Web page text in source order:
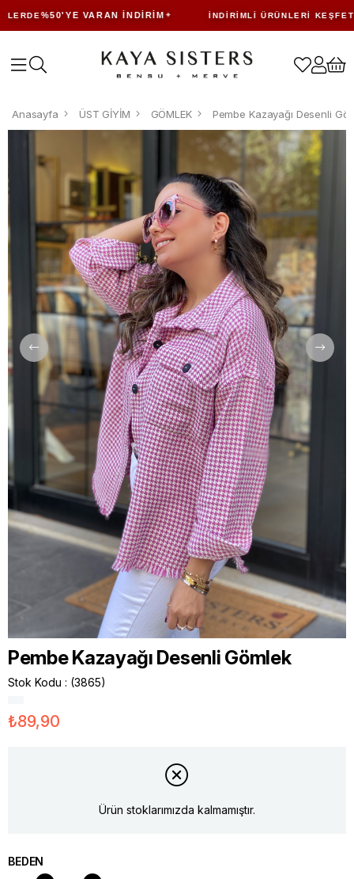
%50'YE VARAN İNDIRIM İNDIRIMLI ÜRÜNLERI KEŞFET
Anasayfa ÜST GİYİM GÖMLEK Pembe Kazayağı Desenli
Pembe Kazayağı Desenli Gömlek
Stok Kodu (3865)
₺89,90
Ürün stoklarımızda kalmamıştır.
BEDEN